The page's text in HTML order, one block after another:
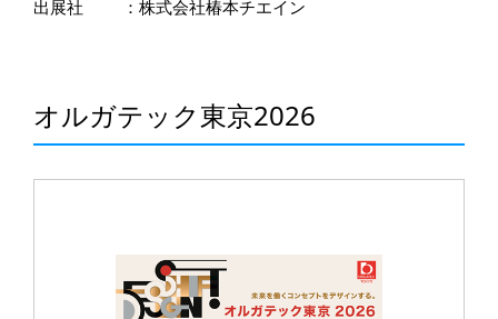
出展社
： 株式会社椿本チエイン
オルガテック東京2026